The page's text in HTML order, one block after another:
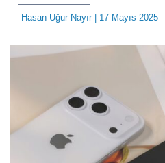
Hasan Uğur Nayır| 17 Mayıs 2025